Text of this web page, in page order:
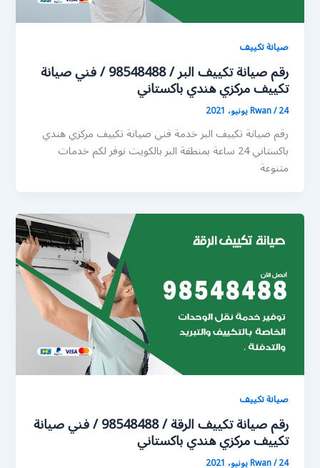
صيانة تكييف
رقم صيانة تكييف البر / 98548488 / فني صيانة
تكييف مركزي هندي باكستاني
Rwan/24 يونيو، 2021
رقم صيانة تكييف البر خدمة فني صيانة تكييف مركزي هندي
باكستاني 24 ساعة بمنطقة البر بالكويت نوفر لكم خدمات
متنوعة
صيانة تكييف
رقم صيانة تكييف الرقة / 98548488 / فني صيانة
تكييف مركزي هندي باكستاني
Rwan/24 يونيو، 2021